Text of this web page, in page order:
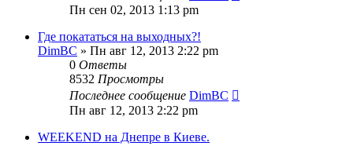
Пн сен 02, 2013 1:13 pm
Где покататься на выходных?!
DimBC » Пн авг 12, 2013 2:22 pm
0 Ответы
8532 Просмотры
Последнее сообщение DimBC
Пн авг 12, 2013 2:22 pm
WEEKEND на Днепре в Киеве.